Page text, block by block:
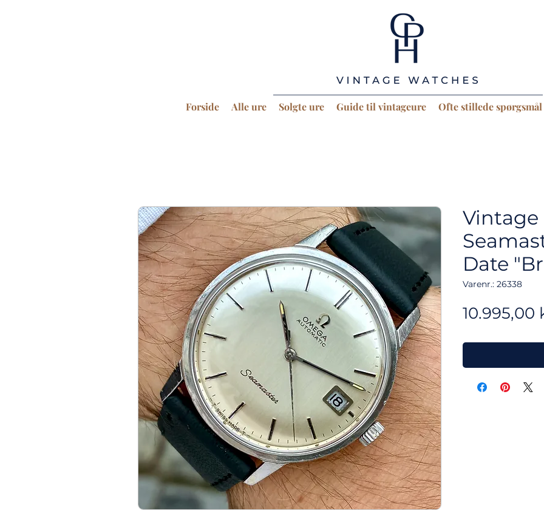
Forside Alle ure Solgte ure Guide til vintageure Ofte stillede spørgsmål
Vintage
Date
Varenr.: 26338
10.995,00